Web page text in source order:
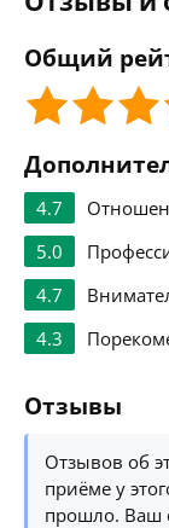
Общий
4.7
5.0
4.7
4.3
Отзывы
Отзывов об
приёме у
прошло. Ваш